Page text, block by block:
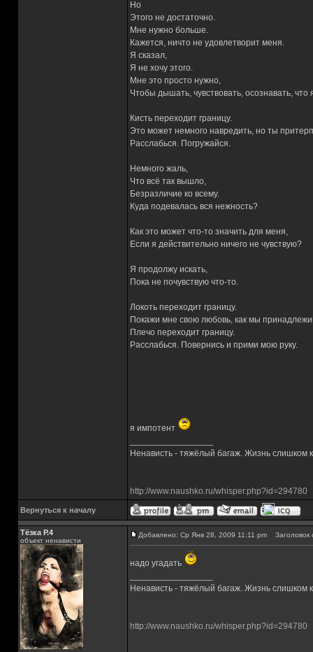
Но
Этого не достаточно.
Мне нужно больше.
Кажется, ничто не удовлетворит меня.
Я сказал,
Я не хочу этого.
Мне это просто нужно,
Чтобы дышать, чувствовать, осознавать, что
Кисть переходит границу.
Это может немного навредить, но ты
Расслабься. Погружайся.
Немного жаль,
Что всё так вышло,
Безразличие ко всему.
Куда подевалась вся нежность?
Как это может что-то значить для меня,
Если я действительно ничего не чувствую?
Я продолжу искать,
Пока не почувствую что-то.
Локоть переходит границу.
Покажи мне свою любовь, как мы
Плечо переходит границу.
Расслабься. Повернись и прими мою руку.
я импотент
Ненависть - тяжёлый багаж. Жизнь слишком
http://www.naushko.ru/whisper.php?id=294780
Вернуться к началу
Тёзка Р.4
объект ненависти
Добавлено: Ср Янв 28, 2009 11:11 pm Заголовок
надо угадать
Ненависть - тяжёлый багаж. Жизнь слишком
http://www.naushko.ru/whisper.php?id=294780